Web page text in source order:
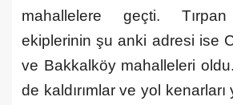
mahallelere geçti.
ekiplerinin şu anki adresi ise
ve Bakkalköy mahalleleri
de kaldırımlar ve yol